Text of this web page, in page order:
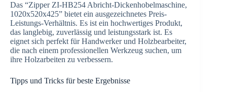
Das “Zipper ZI-HB254 Abricht-Dickenhobelmaschine,
1020x520x425” bietet ein ausgezeichnetes Preis-
Leistungs-Verhältnis. Es ist ein hochwertiges Produkt,
das langlebig, zuverlässig und leistungsstark ist. Es
eignet sich perfekt für Handwerker und Holzbearbeiter,
die nach einem professionellen Werkzeug suchen, um
ihre Holzarbeiten zu verbessern.
Tipps und Tricks für beste Ergebnisse